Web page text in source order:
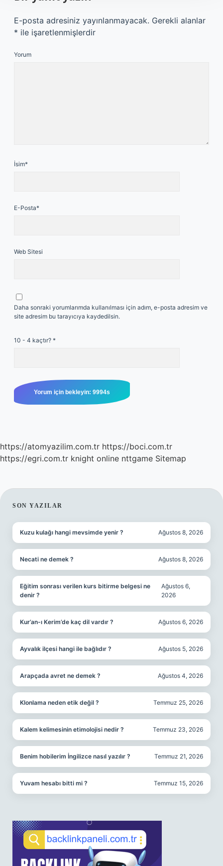
E-posta adresiniz yayınlanmayacak. Gerekli alanlar
* ile işaretlenmişlerdir
Yorum
İsim*
E-Posta*
Web Sitesi
Daha sonraki yorumlarımda kullanılması için adım, e-posta adresim ve
site adresim bu tarayıcıya kaydedilsin.
10 - 4 kaçtır? *
https://atomyazilim.com.tr https://boci.com.tr
https://egri.com.tr knight online nttgame Sitemap
SIDEBAR
SON YAZILAR
Kuzu kulağı hangi mevsimde yenir ? Ağustos 8, 2026
Necati ne demek ? Ağustos 8, 2026
Eğitim sonrası verilen kurs bitirme belgesi ne
denir ?
Ağustos 6,
2026
Kur’an-ı Kerim’de kaç dil vardır ? Ağustos 6, 2026
Ayvalık ilçesi hangi ile bağlıdır ? Ağustos 5, 2026
Arapçada avret ne demek ? Ağustos 4, 2026
Klonlama neden etik değil ? Temmuz 25, 2026
Kalem kelimesinin etimolojisi nedir ? Temmuz 23, 2026
Benim hobilerim İngilizce nasıl yazılır ? Temmuz 21, 2026
Yuvam hesabı bitti mi ? Temmuz 15, 2026